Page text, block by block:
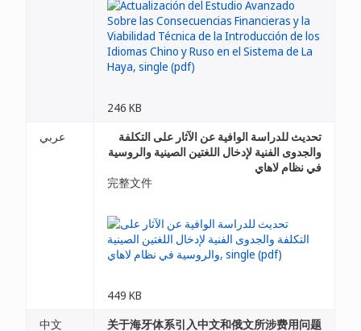
246 KB
عربي
تحديث للدراسة الوافية عن الآثار على التكلفة
والجدوى الفنية لإدخال اللغتين الصينية والروسية
في نظام لاهاي
完整文件
449 KB
中文
关于海牙体系引入中文和俄文所涉费用问题